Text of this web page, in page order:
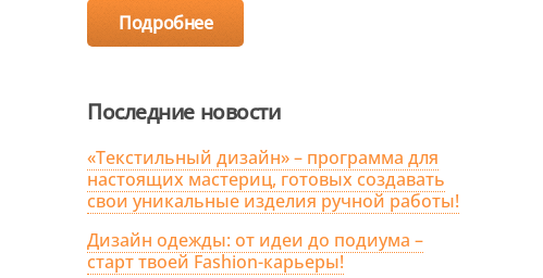
Подробнее
Последние новости
«Текстильный дизайн» – программа для
настоящих мастериц, готовых создавать
свои уникальные изделия ручной работы!
Дизайн одежды: от идеи до подиума –
старт твоей Fashion-карьеры!